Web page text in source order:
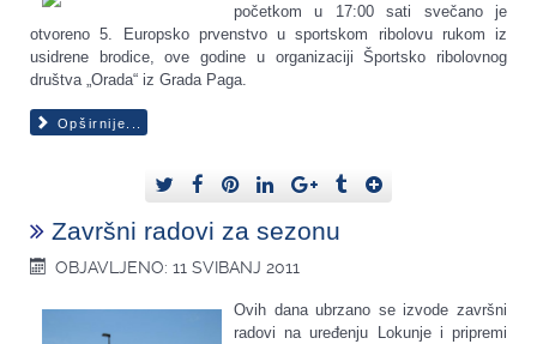
početkom u 17:00 sati svečano je
otvoreno 5. Europsko prvenstvo u sportskom ribolovu rukom iz
usidrene brodice, ove godine u organizaciji Športsko ribolovnog
društva „Orada“ iz Grada Paga.
Opširnije...
Završni radovi za sezonu
OBJAVLJENO: 11 SVIBANJ 2011
Ovih dana ubrzano se izvode završni
radovi na uređenju Lokunje i pripremi